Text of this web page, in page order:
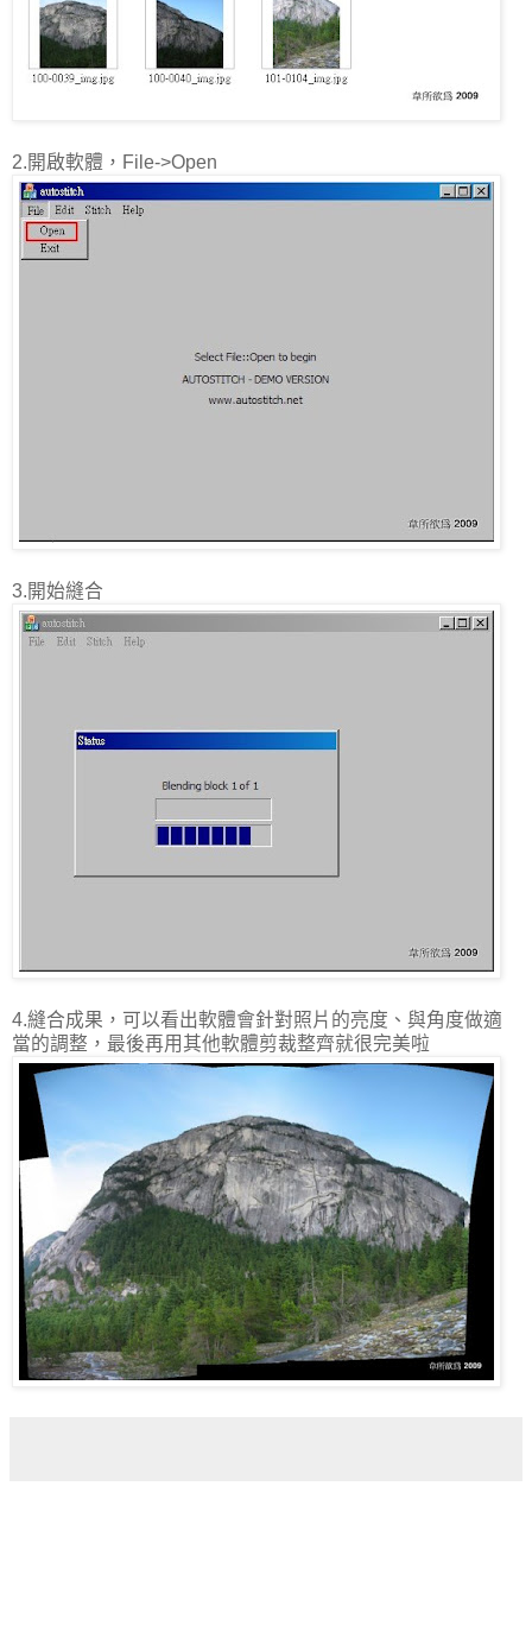
2.開啟軟體，File->Open
3.開始縫合
4.縫合成果，可以看出軟體會針對照片的亮度、與角度做適
當的調整，最後再用其他軟體剪裁整齊就很完美啦